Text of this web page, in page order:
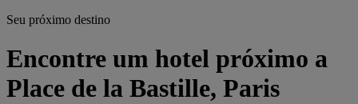
Seu próximo destino
Encontre um hotel próximo a
Place de la Bastille, Paris